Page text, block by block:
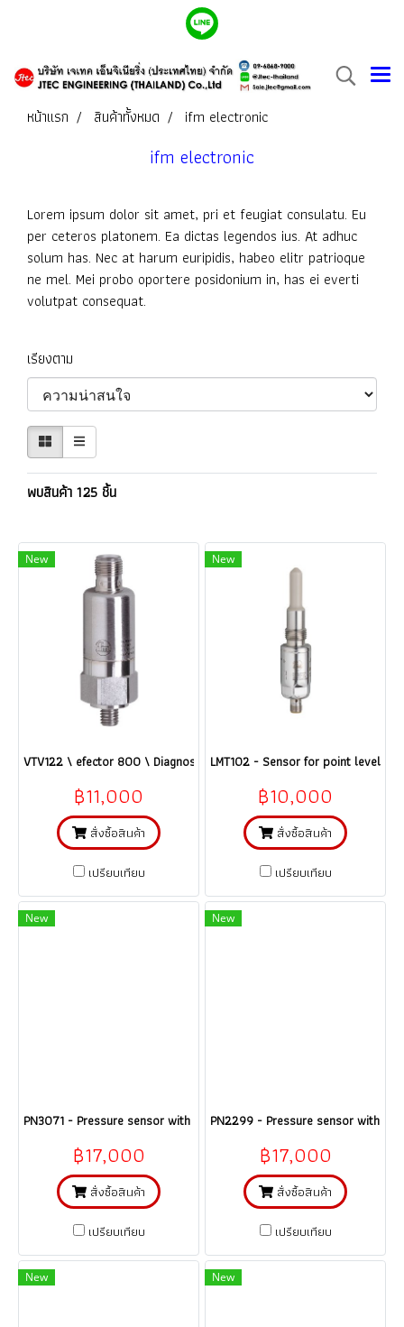
หน้าแรก สินค้าทั้งหมด ifm electronic
ifm electronic
Lorem ipsum dolor sit amet, pri et feugiat consulatu. Eu
per ceteros platonem. Ea dictas legendos ius. At adhuc
solum has. Nec at harum euripidis, habeo elitr patrioque
ne mel. Mei probo oportere posidonium in, has ei everti
volutpat consequat.
เรียงตาม
พบสินค้า 125 ชิ้น
New
VTV122 \ efector 800 \ Diagnostic (เซนเซอร์วัดการสั่นสะเทือน) \VIBRATION
฿11,000
สั่งซื้อสินค้า
เปรียบเทียบ
New
LMT102 - Sensor for point level
฿10,000
สั่งซื้อสินค้า
เปรียบเทียบ
New
PN3071 - Pressure sensor with display - IFM @@@ ราคา
฿17,000
สั่งซื้อสินค้า
เปรียบเทียบ
New
PN2299 - Pressure sensor with
฿17,000
สั่งซื้อสินค้า
เปรียบเทียบ
New New